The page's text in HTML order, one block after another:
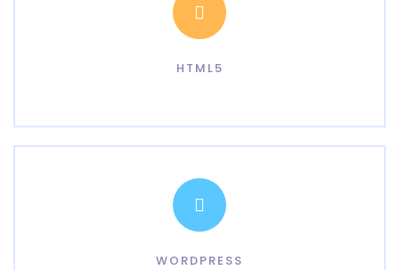
HTML5
WORDPRESS